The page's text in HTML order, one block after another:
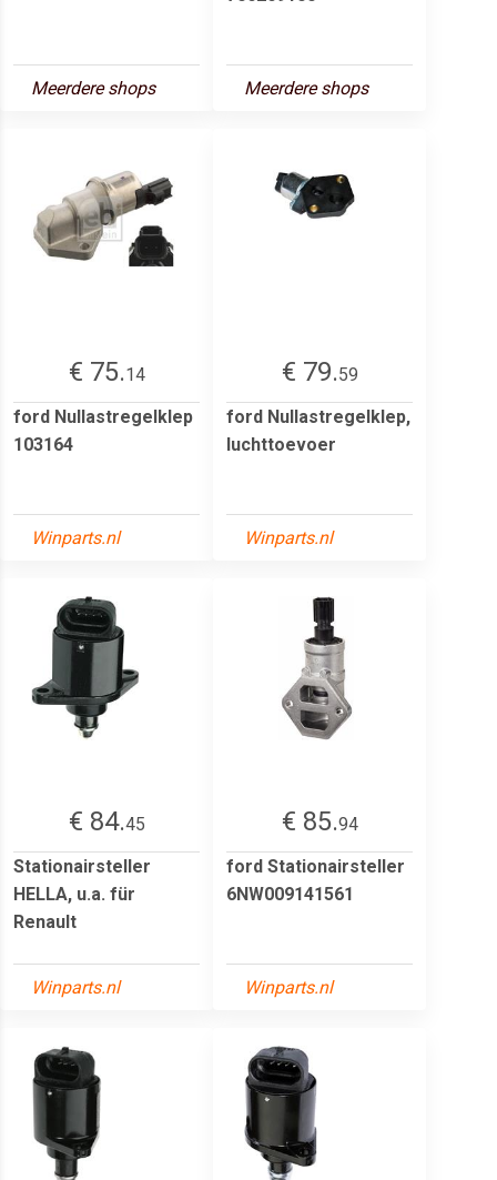
Meerdere shops Meerdere shops
€ 75.14
ford Nullastregelklep
103164
Winparts.nl
€ 79.59
ford Nullastregelklep,
luchttoevoer
Winparts.nl
€ 84.45
Stationairsteller
HELLA, u.a. für
Renault
Winparts.nl
€ 85.94
ford Stationairsteller
6NW009141561
Winparts.nl